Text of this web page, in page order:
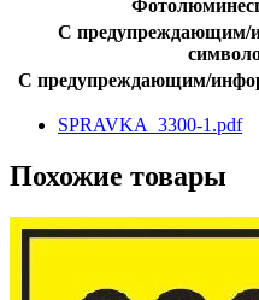
С предупреждающим/
С предупреждающим/
SPRAVKA_3300-1.pdf
Похожие товары